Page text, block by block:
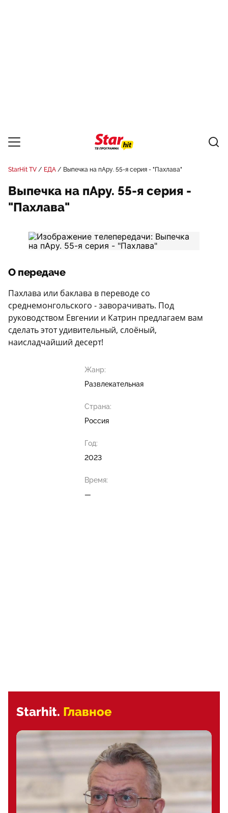
StarHit TV ЕДА Выпечка на пАру. 55-я серия - "Пахлава"
Выпечка на пАру. 55-я серия -
"Пахлава"
О передаче
Пахлава или баклава в переводе со
среднемонгольского - заворачивать. Под
руководством Евгении и Катрин предлагаем вам
сделать этот удивительный, слоёный,
наисладчайший десерт!
Жанр:
Развлекательная
Страна:
Россия
Год:
2023
Время:
—
Starhit. Главное